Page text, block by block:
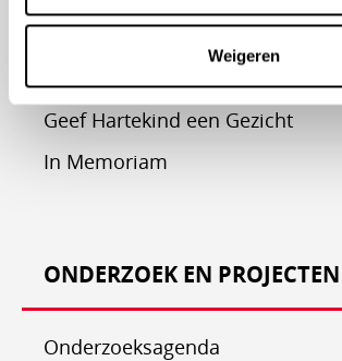
Weigeren
Centrumbijeenkomsten
Geef Hartekind een Gezicht
In Memoriam
ONDERZOEK EN PROJECTEN
Onderzoeksagenda